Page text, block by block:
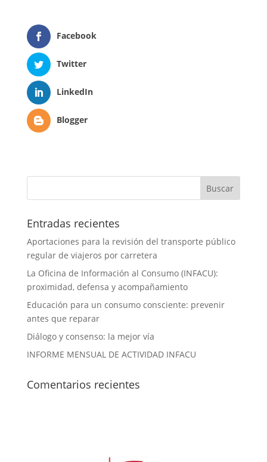
Facebook
Twitter
LinkedIn
Blogger
Entradas recientes
Aportaciones para la revisión del transporte público
regular de viajeros por carretera
La Oficina de Información al Consumo (INFACU):
proximidad, defensa y acompañamiento
Educación para un consumo consciente: prevenir
antes que reparar
Diálogo y consenso: la mejor vía
INFORME MENSUAL DE ACTIVIDAD INFACU
Comentarios recientes